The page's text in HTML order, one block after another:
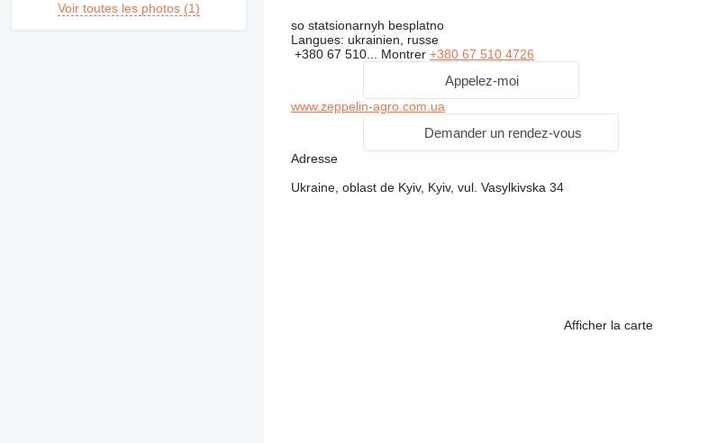
Voir toutes les photos (1)
so statsionarnyh besplatno
Langues: ukrainien, russe
+380 67 510... Montrer +380 67 510 4726
Appelez-moi
www.zeppelin-agro.com.ua
Demander un rendez-vous
Adresse
Ukraine, oblast de Kyiv, Kyiv, vul. Vasylkivska 34
Afficher la carte